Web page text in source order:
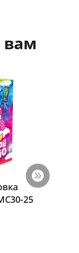
вам
25